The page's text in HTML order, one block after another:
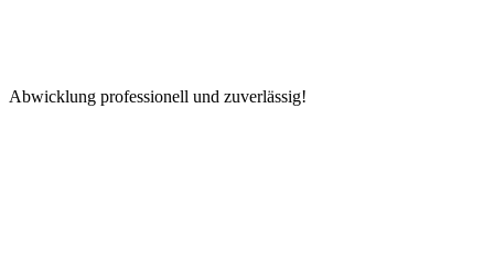
Abwicklung professionell und zuverlässig!